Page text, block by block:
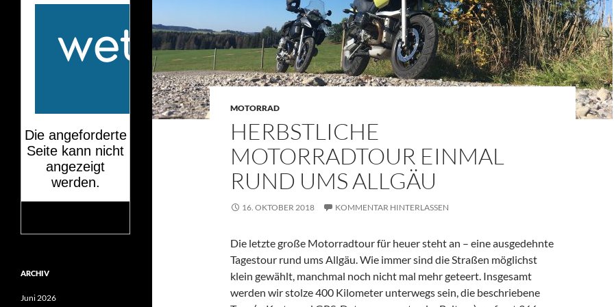
MOTORRAD
HERBSTLICHE
MOTORRADTOUR EINMAL
RUND UMS ALLGÄU
16. OKTOBER 2018 KOMMENTAR HINTERLASSEN
Die letzte große Motorradtour für heuer steht an – eine ausgedehnte
Tagestour rund ums Allgäu. Wie immer sind die Straßen möglichst
klein gewählt, manchmal noch nicht mal mehr geteert. Insgesamt
werden wir stolze 400 Kilometer unterwegs sein, die beschriebene
ARCHIV
Juni 2026